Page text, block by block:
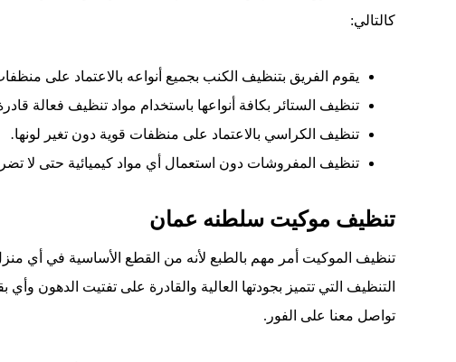
كالتالي:
يقوم الفريق بتنظيف الكنب بجميع أنواعه بالاعتماد على
تنظيف الستائر بكافة أنواعها باستخدام مواد تنظيف فعالة
تنظيف الكراسي بالاعتماد على منظفات قوية دون تغير لونها.
تنظيف المفروشات دون استعمال أي مواد كيميائية حتى لا
تنظيف موكيت سلطنه عمان
تنظيف الموكيت أمر مهم بالطبع لأنه من القطع الأساسية في
التنظيف التي تتميز بجودتها العالية والقادرة على تفتيت الدهون
تواصل معنا على الفور .